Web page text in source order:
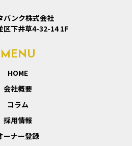
バンク株式会社
区下井草4-32-14 1F
MENU
HOME
会社概要
コラム
採用情報
ーナー登録